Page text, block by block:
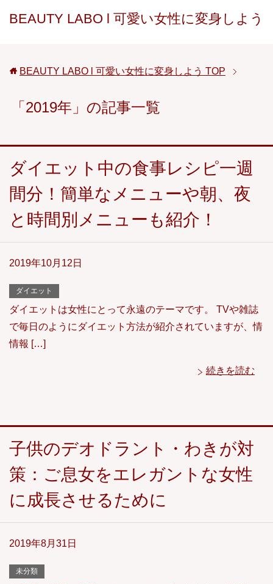
BEAUTY LABO l 可愛い女性に変身しよう
BEAUTY LABO l 可愛い女性に変身しよう TOP
「2019年」の記事一覧
ダイエット中の食事レシピ一週
間分！簡単なメニューや朝、夜
と時間別メニューも紹介！
2019年10月12日
ダイエット
ダイエットは女性にとって永遠のテーマです。 TVや雑誌
で毎日のようにダイエット方法が紹介されていますが、情
情報 […]
続きを読む
子供のデオドラント・わきが対
策：ご息女をエレガントな女性
に成長させるために
2019年8月31日
未分類